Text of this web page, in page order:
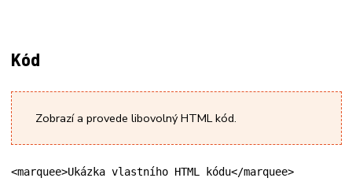
Kód
Zobrazí a provede libovolný HTML kód.
<marquee>Ukázka vlastního HTML kódu</marquee>